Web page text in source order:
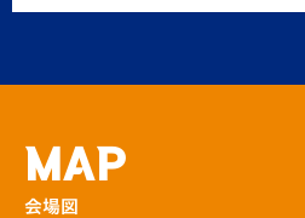
MAP
会場図